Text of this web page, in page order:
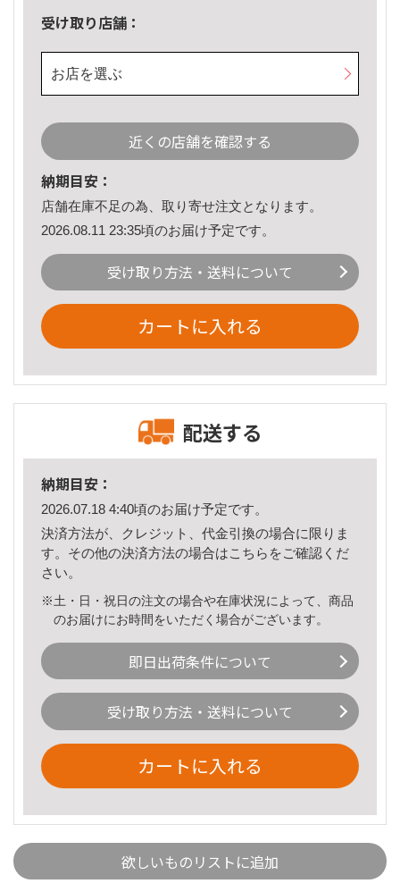
受け取り店舗：
お店を選ぶ
近くの店舗を確認する
納期目安：
店舗在庫不足の為、取り寄せ注文となります。
2026.08.11 23:35頃のお届け予定です。
受け取り方法・送料について
カートに入れる
配送する
納期目安：
2026.07.18 4:40頃のお届け予定です。
決済方法が、クレジット、代金引換の場合に限りま
す。その他の決済方法の場合はこちら をご確認くだ
さい。
※土・日・祝日の注文の場合や在庫状況によって、商品
のお届けにお時間をいただく場合がございます。
即日出荷条件について
受け取り方法・送料について
カートに入れる
欲しいものリストに追加